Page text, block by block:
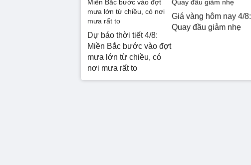
Dự báo thời tiết 4/8:
Miền Bắc bước vào đợt
mưa lớn từ chiều, có
nơi mưa rất to
Giá vàng hôm nay 4/8:
Quay đầu giảm nhẹ